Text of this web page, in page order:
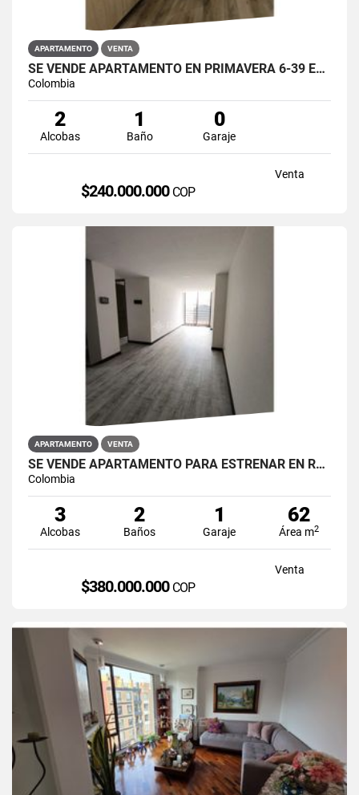
APARTAMENTO VENTA
SE VENDE APARTAMENTO EN PRIMAVERA 6-39 ET 2 PUENTE ARANDA
Colombia
2
Alcobas
1
Baño
0
Garaje
Venta
$240.000.000 COP
APARTAMENTO VENTA
SE VENDE APARTAMENTO PARA ESTRENAR EN RESTREPO ANTONIO NARIÑO
Colombia
3
Alcobas
2
Baños
1
Garaje
62
Área m2
Venta
$380.000.000 COP